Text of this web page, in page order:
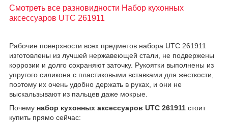
Смотреть все разновидности Набор кухонных
аксессуаров UTC 261911
Рабочие поверхности всех предметов набора UTC 261911
изготовлены из лучшей нержавеющей стали, не подвержены
коррозии и долго сохраняют заточку. Рукоятки выполнены из
упругого силикона с пластиковыми вставками для жесткости,
поэтому их очень удобно держать в руках, и они не
выскальзывают из пальцев даже мокрые.
Почему набор кухонных аксессуаров UTC 261911 стоит
купить прямо сейчас: